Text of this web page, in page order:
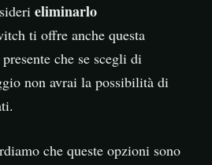
eliminarlo
ti offre anche questa
che se scegli di
non avrai la possibilità di
che queste opzioni sono